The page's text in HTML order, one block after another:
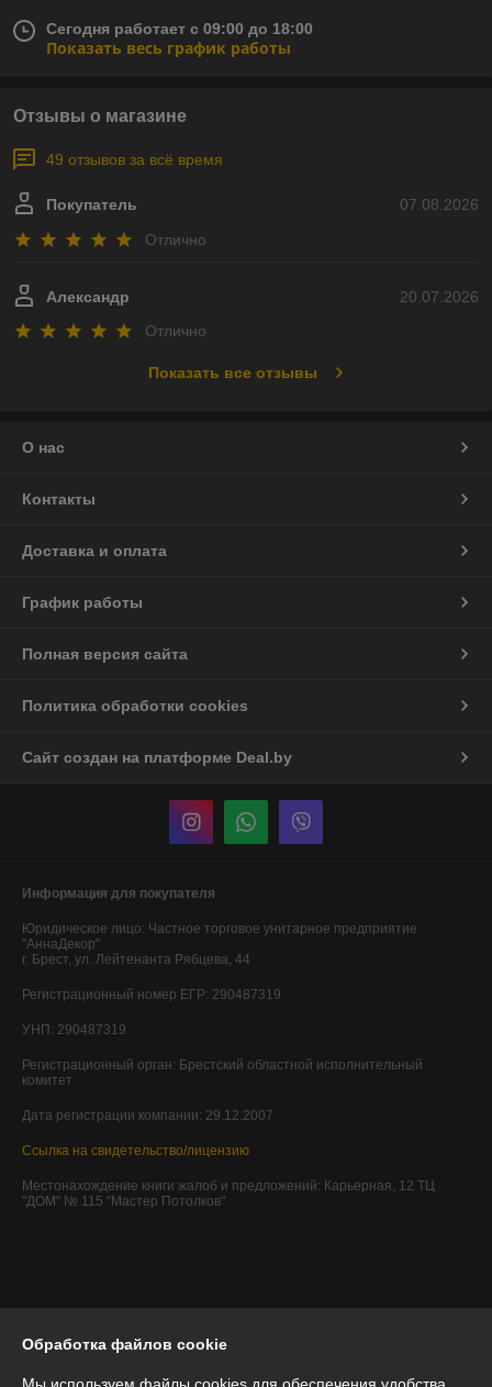
Сегодня работает с 09:00 до 18:00
Показать весь график работы
Отзывы о магазине
49 отзывов за всё время
07.08.2026
Покупатель
Отлично
20.07.2026
Александр
Отлично
Показать все отзывы
О нас
Контакты
Доставка и оплата
График работы
Полная версия сайта
Политика обработки cookies
Сайт создан на платформе Deal.by
Информация для покупателя
Юридическое лицо: Частное торговое унитарное предприятие
"АннаДекор"
г. Брест, ул. Лейтенанта Рябцева, 44
Регистрационный номер ЕГР: 290487319
УНП: 290487319
Регистрационный орган: Брестский областной исполнительный
комитет
Дата регистрации компании: 29.12.2007
Ссылка на свидетельство/лицензию
Местонахождение книги жалоб и предложений: Карьерная, 12 ТЦ
"ДОМ" № 115 "Мастер Потолков"
Обработка файлов cookie